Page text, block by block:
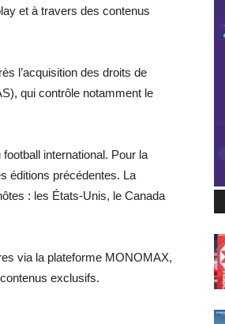
et à travers des contenus
l’acquisition des droits de
qui contrôle notamment le
international. Pour la
éditions précédentes. La
: les États-Unis, le Canada
via la plateforme MONOMAX,
exclusifs.